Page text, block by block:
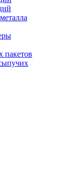
пакетов